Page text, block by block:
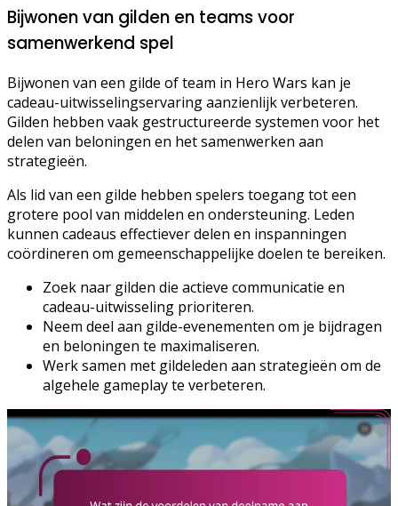
Bijwonen van gilden en teams voor
samenwerkend spel
Bijwonen van een gilde of team in Hero Wars kan je
cadeau-uitwisselingservaring aanzienlijk verbeteren.
Gilden hebben vaak gestructureerde systemen voor het
delen van beloningen en het samenwerken aan
strategieën.
Als lid van een gilde hebben spelers toegang tot een
grotere pool van middelen en ondersteuning. Leden
kunnen cadeaus effectiever delen en inspanningen
coördineren om gemeenschappelijke doelen te bereiken.
Zoek naar gilden die actieve communicatie en
cadeau-uitwisseling prioriteren.
Neem deel aan gilde-evenementen om je bijdragen
en beloningen te maximaliseren.
Werk samen met gildeleden aan strategieën om de
algehele gameplay te verbeteren.